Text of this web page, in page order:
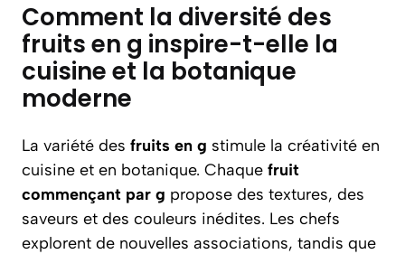
Comment la diversité des
fruits en g inspire-t-elle la
cuisine et la botanique
moderne
La variété des fruits en g stimule la créativité en
cuisine et en botanique. Chaque fruit
commençant par g propose des textures, des
saveurs et des couleurs inédites. Les chefs
explorent de nouvelles associations, tandis que